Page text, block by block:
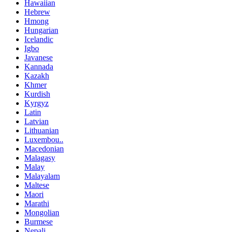
Hawaiian
Hebrew
Hmong
Hungarian
Icelandic
Igbo
Javanese
Kannada
Kazakh
Khmer
Kurdish
Kyrgyz
Latin
Latvian
Lithuanian
Luxembou..
Macedonian
Malagasy
Malay
Malayalam
Maltese
Maori
Marathi
Mongolian
Burmese